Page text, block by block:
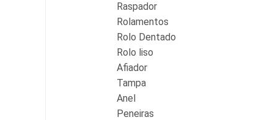
Raspador
Rolamentos
Rolo Dentado
Rolo liso
Afiador
Tampa
Anel
Peneiras